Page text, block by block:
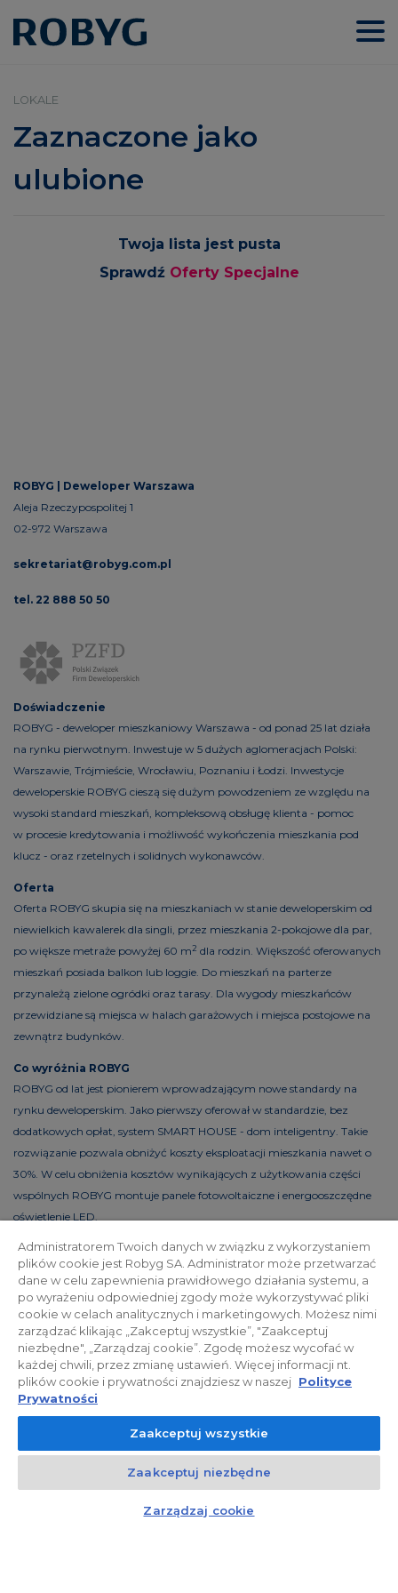
LOKALE
Zaznaczone jako
ulubione
Twoja lista jest pusta
Sprawdź Oferty Specjalne
ROBYG | Deweloper Warszawa
Aleja Rzeczypospolitej 1
02-972 Warszawa
sekretariat@robyg.com.pl
tel. 22 888 50 50
Doświadczenie
ROBYG - deweloper mieszkaniowy Warszawa - od ponad 25 lat działa
na rynku pierwotnym. Inwestuje w 5 dużych aglomeracjach Polski:
Warszawie, Trójmieście, Wrocławiu, Poznaniu i Łodzi. Inwestycje
deweloperskie ROBYG cieszą się dużym powodzeniem ze względu na
wysoki standard mieszkań, kompleksową obsługę klienta - pomoc
w procesie kredytowania i możliwość wykończenia mieszkania pod
klucz - oraz rzetelnych i solidnych wykonawców.
Oferta
Oferta ROBYG skupia się na mieszkaniach w stanie deweloperskim od
niewielkich kawalerek dla singli, przez mieszkania 2-pokojowe dla par,
po większe metraże powyżej 60 m2 dla rodzin. Większość oferowanych
mieszkań posiada balkon lub loggie. Do mieszkań na parterze
przynależą zielone ogródki oraz tarasy. Dla wygody mieszkańców
przewidziane są miejsca w halach garażowych i miejsca postojowe na
zewnątrz budynków.
Co wyróżnia ROBYG
ROBYG od lat jest pionierem wprowadzającym nowe standardy na
rynku deweloperskim. Jako pierwszy oferował w standardzie, bez
dodatkowych opłat, system SMART HOUSE - dom inteligentny. Takie
rozwiązanie pozwala obniżyć koszty eksploatacji mieszkania nawet o
30%. W celu obniżenia kosztów wynikających z użytkowania części
wspólnych ROBYG montuje panele fotowoltaiczne i energooszczędne
oświetlenie LED.
Polityka prywatności Relacje inwestorskie
Facebook
© 2026 ROBYG. Wszystkie prawa zastrzeżone. Powyższa oferta i
przedstawione materiały graficzne mają charakter jedynie
informacyjny, nie mogą być traktowane jako ostateczne projekty
realizacyjne, nie stanowią również oferty handlowej w rozumieniu art.
66 §1 Kodeksu Cywilnego oraz innych właściwych przepisów prawnych.
Czat z doradcą
Administratorem Twoich danych w związku z wykorzystaniem
plików cookie jest Robyg SA. Administrator może przetwarzać
dane w celu zapewnienia prawidłowego działania systemu, a
po wyrażeniu odpowiedniej zgody może wykorzystywać pliki
cookie w celach analitycznych i marketingowych. Możesz nimi
zarządzać klikając „Zakceptuj wszystkie”, "Zaakceptuj
niezbędne", „Zarządzaj cookie”. Zgodę możesz wycofać w
każdej chwili, przez zmianę ustawień. Więcej informacji nt.
plików cookie i prywatności znajdziesz w naszej Polityce
Prywatności
Zaakceptuj wszystkie
Zaakceptuj niezbędne
Zarządzaj cookie